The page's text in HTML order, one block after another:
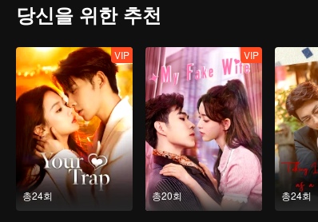
당신을 위한 추천
총24회
VIP
총20회
VIP
총24회